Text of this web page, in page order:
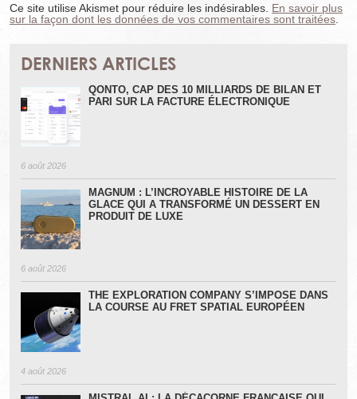
Ce site utilise Akismet pour réduire les indésirables. En savoir plus
sur la façon dont les données de vos commentaires sont traitées
DERNIERS ARTICLES
QONTO, CAP DES 10 MILLIARDS DE BILAN ET
PARI SUR LA FACTURE ÉLECTRONIQUE
6 août 2026
MAGNUM : L’INCROYABLE HISTOIRE DE LA
GLACE QUI A TRANSFORMÉ UN DESSERT EN
PRODUIT DE LUXE
6 août 2026
THE EXPLORATION COMPANY S’IMPOSE DANS
LA COURSE AU FRET SPATIAL EUROPÉEN
4 août 2026